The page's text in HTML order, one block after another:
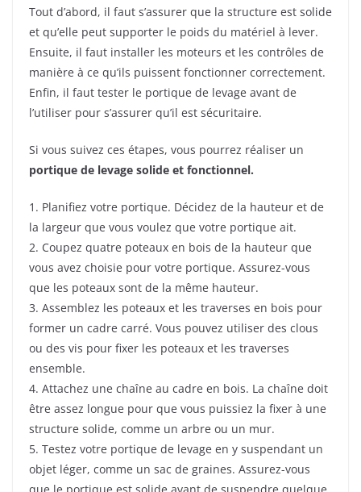
Tout d’abord, il faut s’assurer que la structure est solide
et qu’elle peut supporter le poids du matériel à lever.
Ensuite, il faut installer les moteurs et les contrôles de
manière à ce qu’ils puissent fonctionner correctement.
Enfin, il faut tester le portique de levage avant de
l’utiliser pour s’assurer qu’il est sécuritaire.
Si vous suivez ces étapes, vous pourrez réaliser un
portique de levage solide et fonctionnel.
1. Planifiez votre portique. Décidez de la hauteur et de
la largeur que vous voulez que votre portique ait.
2. Coupez quatre poteaux en bois de la hauteur que
vous avez choisie pour votre portique. Assurez-vous
que les poteaux sont de la même hauteur.
3. Assemblez les poteaux et les traverses en bois pour
former un cadre carré. Vous pouvez utiliser des clous
ou des vis pour fixer les poteaux et les traverses
ensemble.
4. Attachez une chaîne au cadre en bois. La chaîne doit
être assez longue pour que vous puissiez la fixer à une
structure solide, comme un arbre ou un mur.
5. Testez votre portique de levage en y suspendant un
objet léger, comme un sac de graines. Assurez-vous
que le portique est solide avant de suspendre quelque